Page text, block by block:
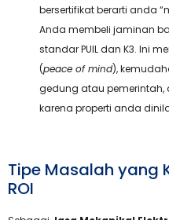
bersertifikat berarti anda
Anda membeli jaminan
standar PUIL dan K3. Ini
(peace of mind),
gedung atau
karena properti anda
Tipe Masalah yang
ROI